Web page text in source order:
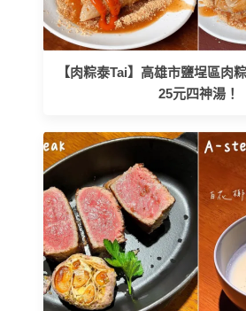
【肉粽泰Tai】高雄市鹽埕區肉
25元四神湯！